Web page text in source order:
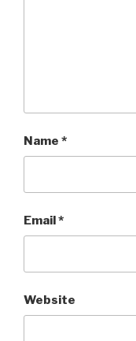
Name *
Email*
Website